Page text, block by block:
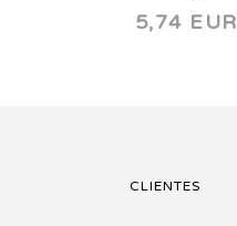
5,74 EUR
CLIENTES